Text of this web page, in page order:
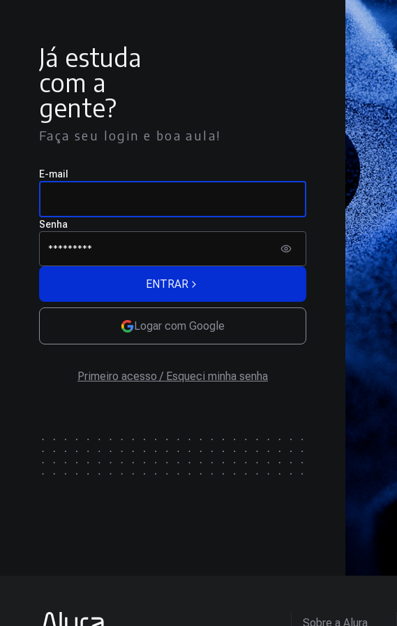
Já estuda
com a
gente?
Faça seu login e boa aula!
E-mail
Senha
ENTRAR
Logar com Google
Primeiro acesso / Esqueci minha senha
Sobre a Alura